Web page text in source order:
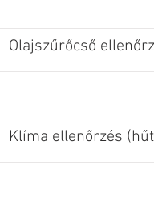
Olajszűrőcső
Klíma ellenőrzés